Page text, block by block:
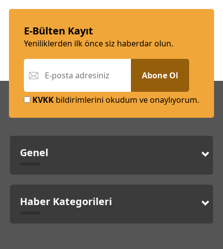
E-Bülten Kayıt
Yeniliklerden ilk önce siz haberdar olun.
Abone Ol
KVKK bildirimlerini okudum ve onaylıyorum.
Genel
Haber Kategorileri